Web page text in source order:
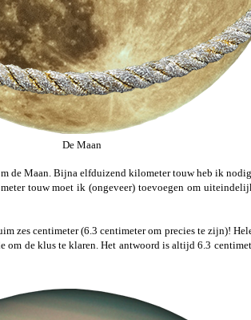
De Maan
de Maan. Bijna elfduizend kilometer touw heb ik
touw moet ik (ongeveer) toevoegen om
zes centimeter (6.3 centimeter om precies te zijn)!
om de klus te klaren. Het antwoord is altijd 6.3